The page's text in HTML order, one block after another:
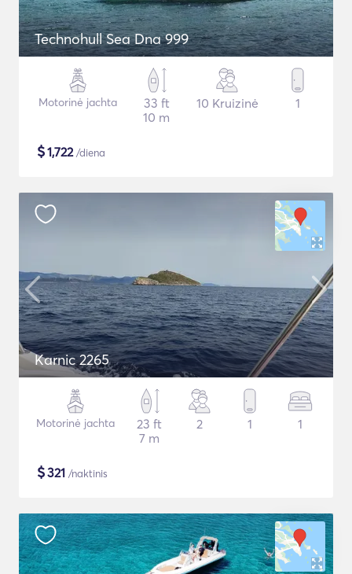
Technohull Sea Dna 999
Motorinė jachta
33 ft
10 m
10 Kruizinė 1
$1,722/diena
Karnic 2265
Motorinė jachta
23 ft
7 m
2 1 1
$321 /naktinis